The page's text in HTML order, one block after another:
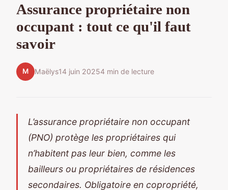
Assurance propriétaire non
occupant : tout ce qu'il faut
savoir
M Maëlys14 juin 20254 min de lecture
L’assurance propriétaire non occupant
(PNO) protège les propriétaires qui
n’habitent pas leur bien, comme les
bailleurs ou propriétaires de résidences
secondaires. Obligatoire en copropriété,